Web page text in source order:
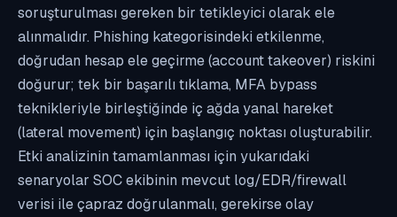
soruşturulması gereken bir tetikleyici olarak ele
alınmalıdır. Phishing kategorisindeki etkilenme,
doğrudan hesap ele geçirme (account takeover) riskini
doğurur; tek bir başarılı tıklama, MFA bypass
teknikleriyle birleştiğinde iç ağda yanal hareket
(lateral movement) için başlangıç noktası oluşturabilir.
Etki analizinin tamamlanması için yukarıdaki
senaryolar SOC ekibinin mevcut log/EDR/firewall
verisi ile çapraz doğrulanmalı, gerekirse olay